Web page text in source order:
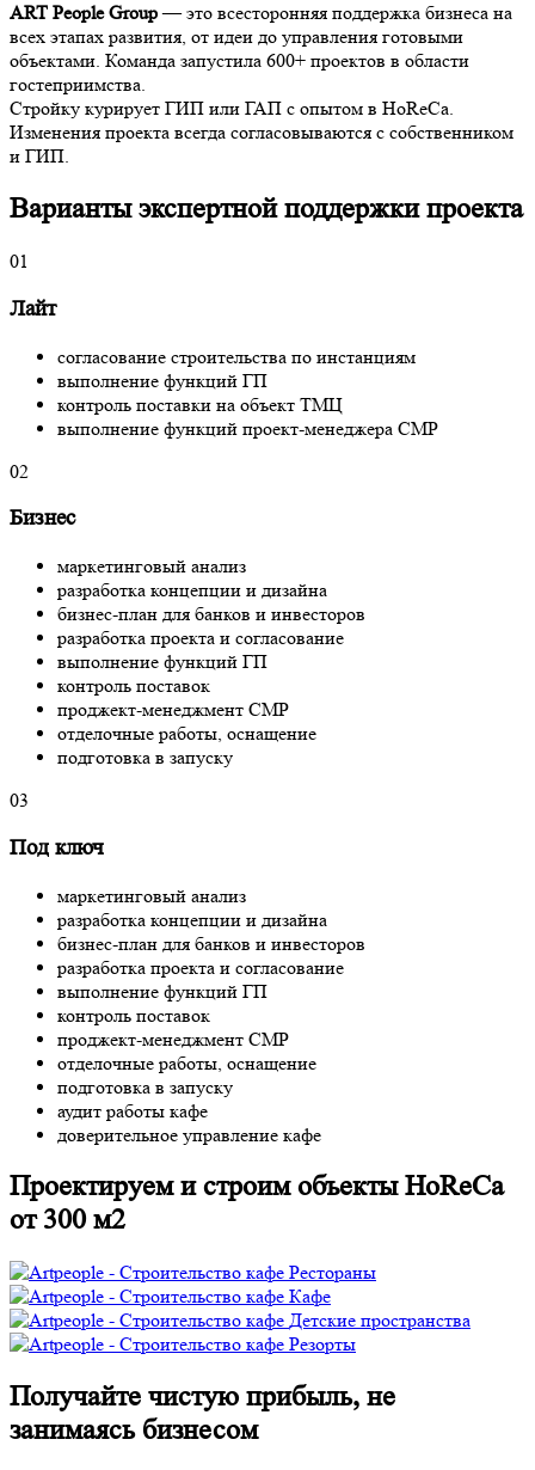
ART People Group— это всесторонняя поддержка бизнеса на
всех этапах развития, от идеи до управления готовыми
объектами. Команда запустила 600+ проектов в области
гостеприимства.
Стройку курирует ГИП или ГАП с опытом в HoReCa.
Изменения проекта всегда согласовываются с собственником
и ГИП.
Варианты экспертной поддержки проекта
01
Лайт
согласование строительства по инстанциям
выполнение функций ГП
контроль поставки на объект ТМЦ
выполнение функций проект-менеджера СМР
02
Бизнес
маркетинговый анализ
разработка концепции и дизайна
бизнес-план для банков и инвесторов
разработка проекта и согласование
выполнение функций ГП
контроль поставок
проджект-менеджмент СМР
отделочные работы, оснащение
подготовка в запуску
03
Под ключ
маркетинговый анализ
разработка концепции и дизайна
бизнес-план для банков и инвесторов
разработка проекта и согласование
выполнение функций ГП
контроль поставок
проджект-менеджмент СМР
отделочные работы, оснащение
подготовка в запуску
аудит работы кафе
доверительное управление кафе
Проектируем и строим объекты HoReCa
от 300 м2
Рестораны
Кафе
Детские пространства
Резорты
Получайте чистую прибыль, не
занимаясь бизнесом